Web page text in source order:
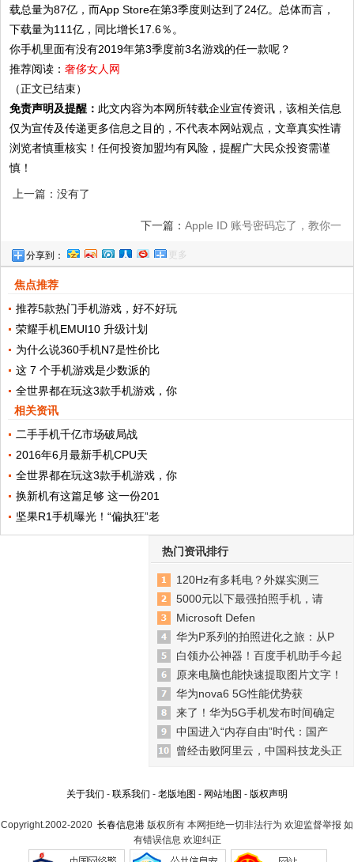
载总量为87亿，而App Store在第3季度则达到了24亿。总体而言，
下载量为111亿，同比增长17.6％。
你手机里面有没有2019年第3季度前3名游戏的任一款呢？
推荐阅读：奢侈女人网
（正文已结束）
免责声明及提醒： 此文内容为本网所转载企业宣传资讯，该相关信息
仅为宣传及传递更多信息之目的，不代表本网站观点，文章真实性请
浏览者慎重核实！任何投资加盟均有风险，提醒广大民众投资需谨
慎！
上一篇：没有了
下一篇： Apple ID 账号密码忘了，教你一
分享到： 更多
焦点推荐
推荐5款热门手机游戏，好不好玩
荣耀手机EMUI10 升级计划
为什么说360手机N7是性价比
这 7 个手机游戏是少数派的
全世界都在玩这3款手机游戏，你
相关资讯
二手手机千亿市场破局战
2016年6月最新手机CPU天
全世界都在玩这3款手机游戏，你
换新机有这篇足够 这一份201
坚果R1手机曝光！“偏执狂”老
热门资讯排行
120Hz有多耗电？外媒实测三
5000元以下最强拍照手机，请
Microsoft Defen
华为P系列的拍照进化之旅：从P
白领办公神器！百度手机助手今起
原来电脑也能快速提取图片文字！
华为nova6 5G性能优势获
来了！华为5G手机发布时间确定
中国进入“内存自由”时代：国产
曾经击败阿里云，中国科技龙头正
关于我们 - 联系我们 - 老版地图 - 网站地图 - 版权声明
Copyright.2002-2020 长春信息港 版权所有 本网拒绝一切非法行为 欢迎监督举报 如
有错误信息 欢迎纠正